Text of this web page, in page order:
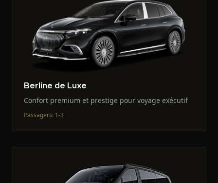
Berline de Luxe
Confort premium et prestige pour voyage exécutif
Passagers: 1-3